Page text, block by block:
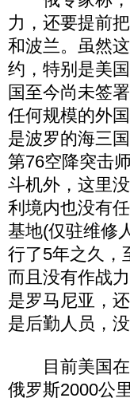
力，还要提前
和波兰。虽然
约，特别是美
国至今尚未签
任何规模的外
是波罗的海三
第76空降突击
斗机外，这里
利境内也没有
基地(仅驻维修
行了5年之久，
而且没有作战
是罗马尼亚，
是后勤人员，
目前美国在
俄罗斯2000公